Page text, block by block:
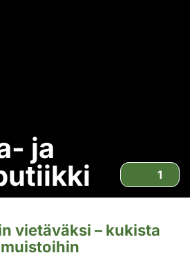
ja
1
vietäväksi – kukista